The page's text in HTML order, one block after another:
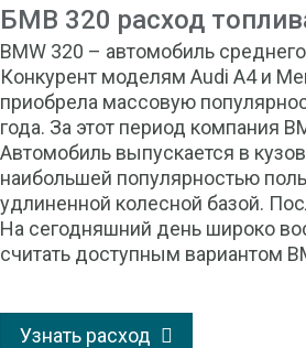
БМВ 320 расход
BMW 320 – автомобиль
Конкурент моделям Audi A4 и
приобрела массовую
года. За этот период компания
Автомобиль выпускается в
наибольшей популярностью
удлиненной колесной базой.
На сегодняшний день широко
считать доступным вариантом
Узнать расход